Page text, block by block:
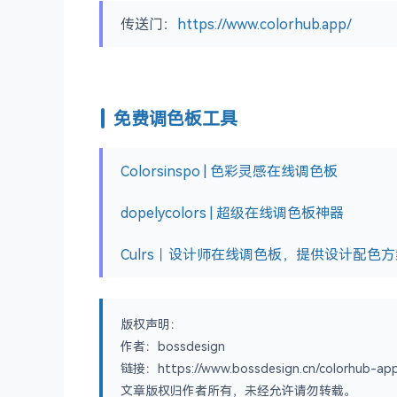
传送门： https://www.colorhub.app/
免费调色板工具
Colorsinspo | 色彩灵感在线调色板
dopelycolors | 超级在线调色板神器
Culrs｜设计师在线调色板，提供设计配色
版权声明：
作者：bossdesign
链接：https://www.bossdesign.cn/colorhub-
文章版权归作者所有，未经允许请勿转载。